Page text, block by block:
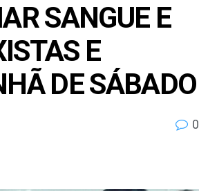
SANGUE E
E
DE SÁBADO
0